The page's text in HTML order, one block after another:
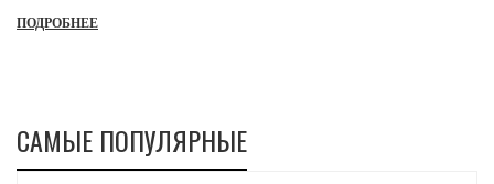
процессов, использование данных для оптимизации и акцент на
ПОДРОБНЕЕ
САМЫЕ ПОПУЛЯРНЫЕ